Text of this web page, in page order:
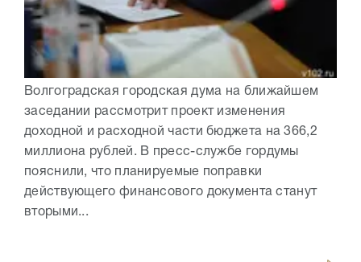
Волгоградская городская дума на ближайшем
заседании рассмотрит проект изменения
доходной и расходной части бюджета на 366,2
миллиона рублей. В пресс-службе гордумы
пояснили, что планируемые поправки
действующего финансового документа станут
вторыми...